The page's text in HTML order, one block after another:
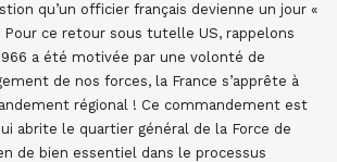
qu’un officier français devienne un jour «
Pour ce retour sous tutelle US, rappelons
a été motivée par une volonté de
de nos forces, la France s’apprête à
régional ! Ce commandement est
abrite le quartier général de la Force de
de bien essentiel dans le processus